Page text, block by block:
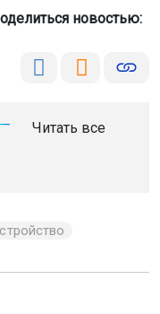
новостью:
Читать все